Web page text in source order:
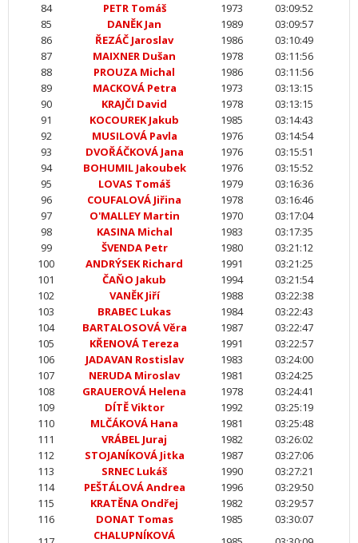
84
PETR Tomáš 1973
03:09:52
85
DANĚK Jan 1989
03:09:57
86
ŘEZÁČ Jaroslav 1986
03:10:49
87
MAIXNER Dušan 1978
03:11:56
88
PROUZA Michal 1986
03:11:56
89
MACKOVÁ Petra 1973
03:13:15
90
KRAJČI David 1978
03:13:15
91
KOCOUREK Jakub 1985
03:14:43
92
MUSILOVÁ Pavla 1976
03:14:54
93
DVOŘÁČKOVÁ Jana 1976
03:15:51
94
BOHUMIL Jakoubek 1976
03:15:52
95
LOVAS Tomáš 1979
03:16:36
96
COUFALOVÁ Jiřina 1978
03:16:46
97
O'MALLEY Martin 1970
03:17:04
98
KASINA Michal 1983
03:17:35
99
ŠVENDA Petr 1980
03:21:12
100
ANDRÝSEK Richard 1991
03:21:25
101
ČAŇO Jakub 1994
03:21:54
102
VANĚK Jiří 1988
03:22:38
103
BRABEC Lukas 1984
03:22:43
104
BARTALOSOVÁ Věra 1987
03:22:47
105
KŘENOVÁ Tereza 1991
03:22:57
106
JADAVAN Rostislav 1983
03:24:00
107
NERUDA Miroslav 1981
03:24:25
108
GRAUEROVÁ Helena 1978
03:24:41
109
DÍTĚ Viktor 1992
03:25:19
110
MLČÁKOVÁ Hana 1981
03:25:48
111
VRÁBEL Juraj 1982
03:26:02
112
STOJANÍKOVÁ Jitka 1987
03:27:06
113
SRNEC Lukáš 1990
03:27:21
114
PEŠTÁLOVÁ Andrea 1996
03:29:50
115
KRATĚNA Ondřej 1982
03:29:57
116
DONAT Tomas 1985
03:30:07
CHALUPNÍKOVÁ